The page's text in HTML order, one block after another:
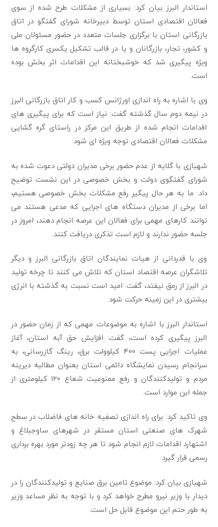
استاندار البرز بیان کرد: بسیاری از مشکلات طرح شده از سوی
فعالان اقتصادی استان توسط دبیرخانه شورای گفتگو در اتاق
بازرگانی استان با برگزاری جلسات متعدد در حضور مسئولان ملی
و کشور، تجار، بازرگانان و یا در قالب تشکیل یکسری کارگروه ها
ویژه پیگیری شد که خوشبختانه این اقدامات اثر بخش بوده
است.
وی با اشاره به راه اندازی اورژانس کسب و کار اتاق بازرگانی البرز
در نیمه دوم سال گذشته گفت: نیاز است که برای پیگیری های
اقدامات انجام شده از طریق این مرکز در راستای گره گشایی
مشکلات فعالان اقتصادی توجه ویژه ای شود.
شهبازی با گلایه از عدم حضور برخی مدیران دولتی دعوت شده به
شورای گفتگوی دولت و بخش خصوصی در این نشست توضیح
داد: ما به هر حال پیگیر رفع مشکلات بخش خصوصی هستیم،
اما برخی از مدیران دستگاه های اجرایی که مدعی هستند می
توانند کارهای مهمی برای فعالان این عرصه انجام دهند، امروز در
جلسه حضور ندارند و لازم است تذکری دریافت کنند.
وی با قدردانی از هیات نمایندگان اتاق بازرگانی البرز و دیگر
تلاشگران عرصه اقتصاد استان که تلاش می کنند تا چرخه تولید
در البرز از رمق نیفتد، گفت: امید است نسبت به گذشته با انرژی
بیشتری در این زمینه حرکت شود.
استاندار البرز با اشاره به موضوعات مهمی که از زمان حضور در
البرز پیگیری کرده است، گفت: افزایش حق آبه استان، آغاز
عملیات اجرایی پست ۴۰۰ کیلوولت برق، رینگ گازرسانی، به
سرانجام رسیدن نمایشگاه دائمی استان بعنوان مطالبه دیرینه
مردم و تولیدکنندگان و رفع ممنوعیت شعاع ۱۲۰ کیلومتری از
جمله این موارد است.
وی تاکید کرد: برای راه اندازی تصفیه خانه های فاضلاب در سطح
شهرک های صنعتی استان مستقر در شهرهای ساوجبلاغ و
اشتهارد اقدامات لازم انجام شود تا هر چه زودتر مورد بهره برداری
رسمی قرار گیرد.
شهبازی بیان کرد: موضوع تامین برق صنایع و تولیدکنندگان را در
دیدار با وزیر نیرو مطرح خواهد کرد و با توجه به نظر مساعد وزیر
به طور حتم این موضوع قابل حل است.